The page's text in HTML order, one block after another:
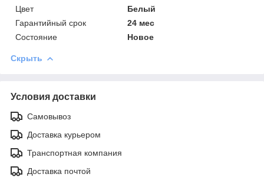
Цвет
Белый
Гарантийный срок
24 мес
Состояние
Новое
Скрыть
Условия доставки
Самовывоз
Доставка курьером
Транспортная компания
Доставка почтой